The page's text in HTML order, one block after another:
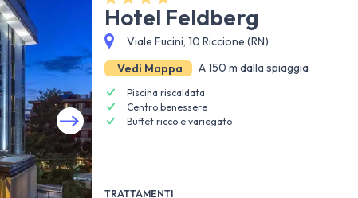
Hotel Feldberg
Viale Fucini, 10 Riccione (RN)
Vedi Mappa
A 150 m dalla spiaggia
Piscina riscaldata
Centro benessere
Buffet ricco e variegato
TRATTAMENTI